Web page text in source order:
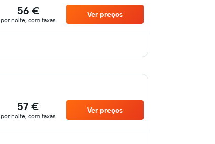
56 €
por noite, com taxas
Ver preços
57 €
por noite, com taxas
Ver preços